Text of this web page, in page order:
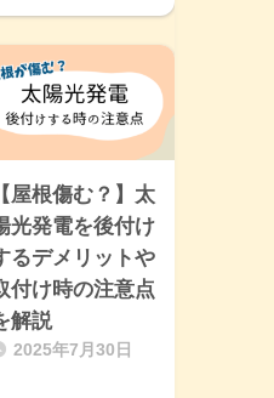
【屋根傷む？】太
光発電を後付け
るデメリットや
付け時の注意点
解説
2025年7月30日